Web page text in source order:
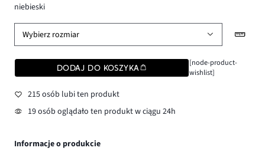
niebieski
Wybierz rozmiar
DODAJ DO KOSZYKA
[node-product-
wishlist]
215 osób lubi ten produkt
19 osób oglądało ten produkt w ciągu 24h
Informacje o produkcie